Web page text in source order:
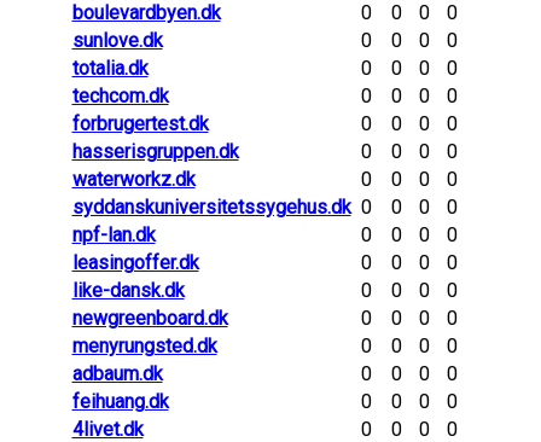
boulevardbyen.dk
0 0 0
0
sunlove.dk
0 0 0
0
totalia.dk
0 0 0
0
techcom.dk
0 0 0
0
forbrugertest.dk
0 0 0
0
hasserisgruppen.dk
0 0 0
0
waterworkz.dk
0 0 0
0
syddanskuniversitetssygehus.dk 0 0 0
0
npf-lan.dk
0 0 0
0
leasingoffer.dk
0 0 0
0
like-dansk.dk
0 0 0
0
newgreenboard.dk
0 0 0
0
menyrungsted.dk
0 0 0
0
adbaum.dk
0 0 0
0
feihuang.dk
0 0 0
0
4livet.dk
0 0 0
0